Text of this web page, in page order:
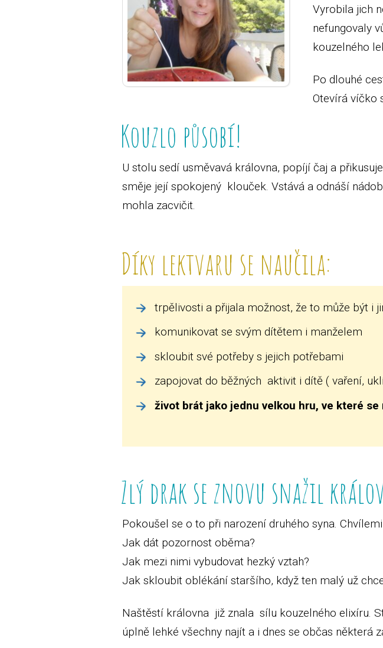
Vyrobila jich
nefungovaly
kouzelného
Po dlouhé
Otevírá víčko
Kouzlo působí!
U stolu sedí usměvavá královna, popíjí čaj a
směje její spokojený klouček. Vstává a odnáší
mohla zacvičit.
Díky lektvaru se naučila:
trpělivosti a přijala možnost, že to může být i
komunikovat se svým dítětem i manželem
skloubit své potřeby s jejich potřebami
zapojovat do běžných aktivit i dítě ( vaření,
život brát jako jednu velkou hru, ve které se
Zlý drak se znovu snažil
Pokoušel se o to při narození druhého syna.
Jak dát pozornost oběma?
Jak mezi nimi vybudovat hezký vztah?
Jak skloubit oblékání staršího, když ten malý už
Naštěstí královna již znala sílu kouzelného elixíru.
úplně lehké všechny najít a i dnes se občas některá